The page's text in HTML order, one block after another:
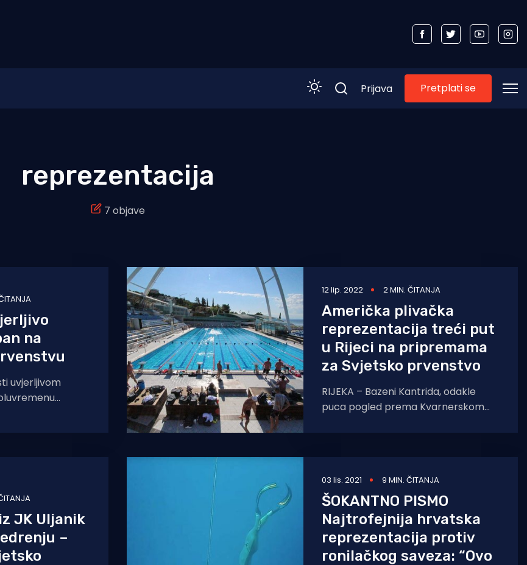
Prijava Pretplati se
reprezentacija
7 objave
na
uvjerljivom
12 lip. 2022 2 MIN. ČITANJA
Američka plivačka
reprezentacija treći put
u Rijeci na pripremama
za Svjetsko prvenstvo
RIJEKA – Bazeni Kantrida, odakle
puca pogled prema Kvarnerskom
plivačkoj reprezentaciji koja je uoči
JK Uljanik
–
03 lis. 2021 9 MIN. ČITANJA
ŠOKANTNO PISMO
Najtrofejnija hrvatska
reprezentacija protiv
ronilačkog saveza: “Ovo